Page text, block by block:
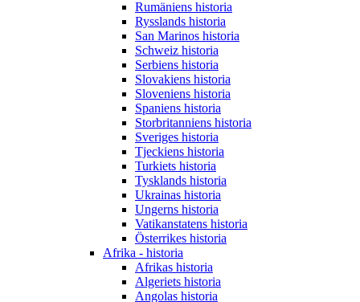
Rumäniens historia
Rysslands historia
San Marinos historia
Schweiz historia
Serbiens historia
Slovakiens historia
Sloveniens historia
Spaniens historia
Storbritanniens historia
Sveriges historia
Tjeckiens historia
Turkiets historia
Tysklands historia
Ukrainas historia
Ungerns historia
Vatikanstatens historia
Österrikes historia
Afrika - historia
Afrikas historia
Algeriets historia
Angolas historia